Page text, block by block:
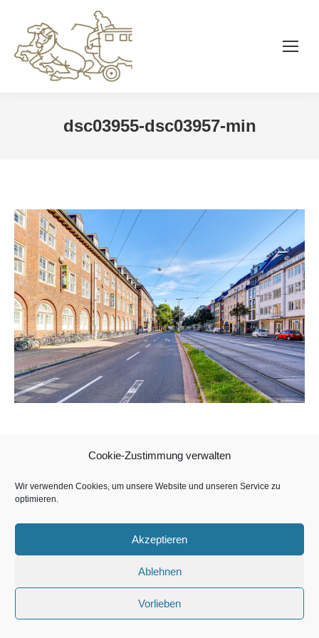
Cookie-Zustimmung verwalten
Wir verwenden Cookies, um unsere Website und unseren Service zu
optimieren.
Akzeptieren
Ablehnen
Vorlieben
dsc03955-dsc03957-min